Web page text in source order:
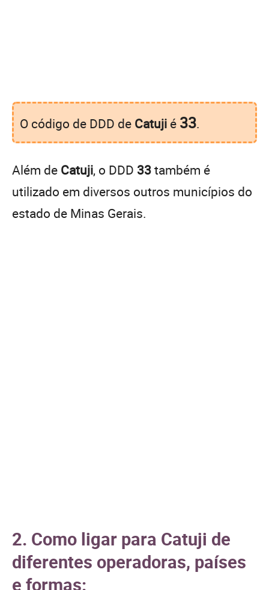
O código de DDD de Catuji é 33.
Além de Catuji, o DDD 33também é
utilizado em diversos outros municípios do
estado de Minas Gerais.
2. Como ligar para Catuji de
diferentes operadoras, países
e formas: